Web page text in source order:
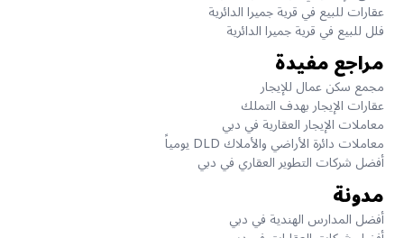
عقارات للبيع في قرية جميرا الدائرية
فلل للبيع في قرية جميرا الدائرية
مراجع مفيدة
مجمع سكن عمال للإيجار
عقارات الإيجار بهدف التملك
معاملات الإيجار العقارية في دبي
معاملات دائرة الأراضي والأملاك DLD يومياً
أفضل شركات التطوير العقاري في دبي
مدونة
أفضل المدارس الهندية في دبي